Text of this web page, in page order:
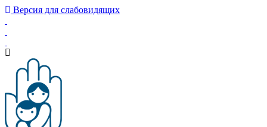
Версия для слабовидящих